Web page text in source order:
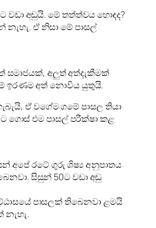
වඩා අඩුයි. මේ තත්ත්වය හොඳද?
ඒ නිසා මේ පාසල්
සමාජයක්, අලුත් අත්දැකීමක්
ඉරණම අත් නොවිය යුතුයි.
ඒ වගේම ගමේ පාසල තියා
ගොස් එම පාසල් පරීක්ෂා කළ
අපේ රටේ ගුරු ශිෂ්‍ය අනුපාතය
සිසුන් 50ට වඩා අඩු
පාසලක් තිබෙනවා ළමයි